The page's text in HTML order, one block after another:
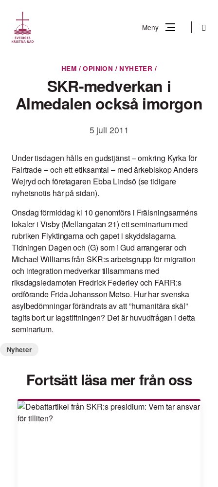
innehåll
Meny Sök
efter?
HEM /OPINION / NYHETER /
SKR-medverkan i
Almedalen också imorgon
5 juli 2011
Under tisdagen hålls en gudstjänst – omkring Kyrka för
Fairtrade – och ett etiksamtal – med ärkebiskop Anders
Wejryd och företagaren Ebba Lindsö (se tidigare
nyhetsnotis här på sidan).
Onsdag förmiddag kl 10 genomförs i Frälsningsarméns
lokaler i Visby (Mellangatan 21) ett seminarium med
rubriken Flyktingarna och gapet i skyddslagarna.
Tidningen Dagen och (G) som i Gud arrangerar och
Michael Williams från SKR:s arbetsgrupp för migration
och integration medverkar tillsammans med
riksdagsledamoten Fredrick Federley och FARR:s
ordförande Frida Johansson Metso. Hur har svenska
asylbedömningar förändrats av att ”humanitära skäl”
tagits bort ur lagstiftningen? Det är huvudfrågan i detta
seminarium.
Nyheter
Fortsätt läsa mer från oss